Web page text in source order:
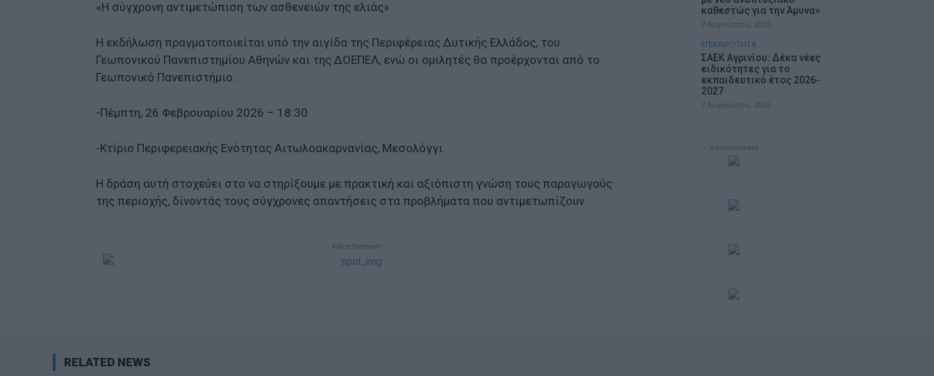
«Η σύγχρονη αντιμετώπιση των ασθενειών της ελιάς»
Η εκδήλωση πραγματοποιείται υπό την αιγίδα της Περιφέρειας Δυτικής Ελλάδος, του
Γεωπονικού Πανεπιστημίου Αθηνών και της ΔΟΕΠΕΛ, ενώ οι ομιλητές θα προέρχονται από το
Γεωπονικό Πανεπιστήμιο.
-Πέμπτη, 26 Φεβρουαρίου 2026 – 18:30
-Κτίριο Περιφερειακής Ενότητας Αιτωλοακαρνανίας, Μεσολόγγι
Η δράση αυτή στοχεύει στο να στηρίξουμε με πρακτική και αξιόπιστη γνώση τους παραγωγούς
της περιοχής, δίνοντάς τους σύγχρονες απαντήσεις στα προβλήματα που αντιμετωπίζουν.
- Advertisement -
καθεστώς για την Άμυνα»
7 Αυγούστου, 2026
ΕΠΙΚΑΙΡΟΤΗΤΑ
ΣΑΕΚ Αγρινίου: Δέκα νέες
ειδικότητες για το
εκπαιδευτικό έτος 2026-
2027
7 Αυγούστου, 2026
- Advertisement -
RELATED NEWS